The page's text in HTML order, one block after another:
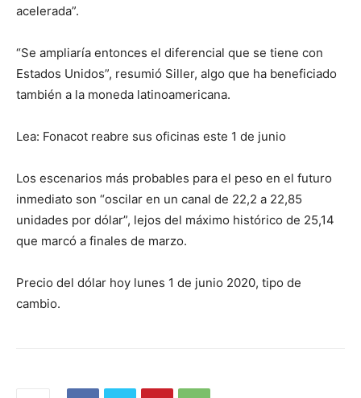
acelerada”.
“Se ampliaría entonces el diferencial que se tiene con
Estados Unidos”, resumió Siller, algo que ha beneficiado
también a la moneda latinoamericana.
Lea: Fonacot reabre sus oficinas este 1 de junio
Los escenarios más probables para el peso en el futuro
inmediato son “oscilar en un canal de 22,2 a 22,85
unidades por dólar”, lejos del máximo histórico de 25,14
que marcó a finales de marzo.
Precio del dólar hoy lunes 1 de junio 2020, tipo de
cambio.